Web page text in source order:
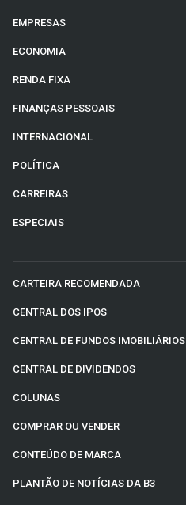
EMPRESAS
ECONOMIA
RENDA FIXA
FINANÇAS PESSOAIS
INTERNACIONAL
POLÍTICA
CARREIRAS
ESPECIAIS
CARTEIRA RECOMENDADA
CENTRAL DOS IPOS
CENTRAL DE FUNDOS IMOBILIÁRIOS
CENTRAL DE DIVIDENDOS
COLUNAS
COMPRAR OU VENDER
CONTEÚDO DE MARCA
PLANTÃO DE NOTÍCIAS DA B3